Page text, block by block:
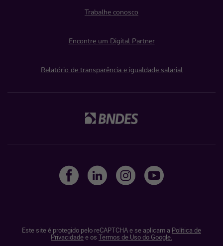
Trabalhe conosco
Encontre um Digital Partner
Relatório de transparência e igualdade salarial
Este site é protegido pelo reCAPTCHA e se aplicam a Política de
Privacidadee os Termos de Uso do Google.